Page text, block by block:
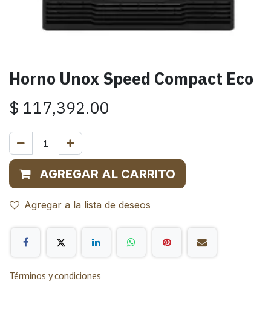
Horno Unox Speed Compact Eco
$ 117,392.00
AGREGAR AL CARRITO
Agregar a la lista de deseos
Términos y condiciones